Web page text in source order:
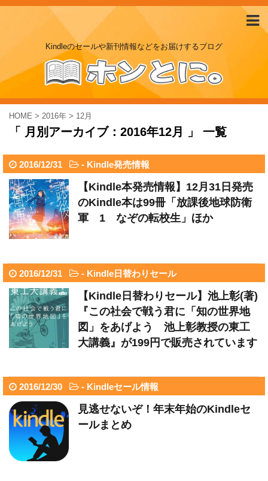
Kindleのセールや新刊情報などをお届けするブログ
HOME > 2016年 > 12月
「 月別アーカイブ：2016年12月 」 一覧
2016/12/31 - Kindle発売情報
【Kindle本発売情報】12月31日発売
のKindle本は99冊「放課後地球防衛
軍 1 なぞの転校生」ほか
2016/12/31 - Kindle日替わりセール
【Kindle日替わりセール】池上彰(著)
『この社会で戦う君に「知の世界地
図」をあげよう 池上彰教授の東工
大講義』が199円で販売されています
2016/12/30 - Kindleセール情報
見逃せないぞ！年末年始のKindleセ
ールまとめ